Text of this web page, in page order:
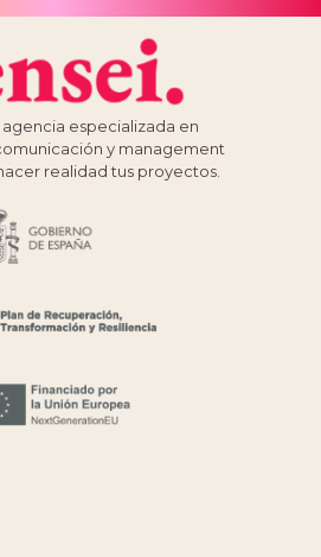
agencia especializada en
y management
realidad tus proyectos.